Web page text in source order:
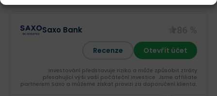
Saxo Bank
Recenze Otevřít účet
Investování představuje riziko a může způsobit ztráty
přesahující výši vaší počáteční investice. Jsme affiliate
partnerem Saxo a můžeme získat provizi za doporučení klienta.